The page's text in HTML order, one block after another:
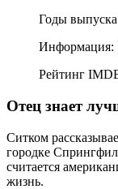
Годы
Информация:
Рейтинг
Отец знает
Ситком
городке
считается
жизнь.